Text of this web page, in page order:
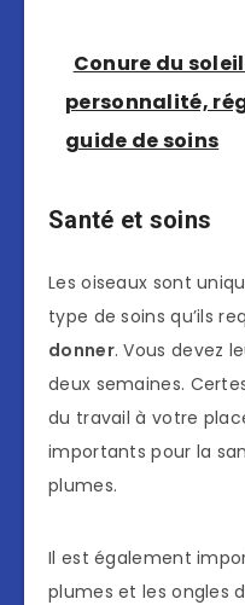
Conure du
personnalité,
guide de soins
Santé et soins
Les oiseaux sont
type de soins qu’ils
donner. Vous devez
deux semaines.
du travail à votre
importants pour la
plumes.
Il est également
plumes et les ongles